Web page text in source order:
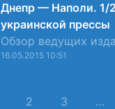
Днепр — Наполи. 1/
украинской прессы
Обзор ведущих
16.05.2015 10:51
2 3 …